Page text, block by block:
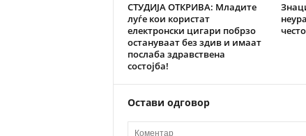
СТУДИЈА ОТКРИВА: Младите
луѓе кои користат
електронски цигари побрзо
остануваат без здив и имаат
послаба здравствена
состојба!
Остави одговор